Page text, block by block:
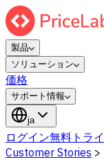
製品
ソリューション
価格
サポート情報
ja
ログイン無料トラ
Customer Stories >